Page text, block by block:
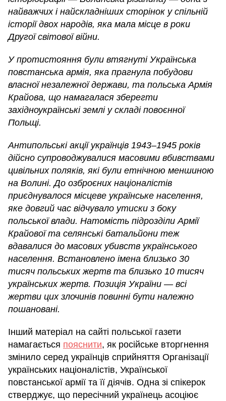
найважчих і найскладніших сторінок у спільній
історії двох народів, яка мала місце в роки
Другої світової війни.
У протистояння були втягнуті Українська
повстанська армія, яка прагнула побудови
власної незалежної держави, та польська Армія
Крайова, що намагалася зберегти
західноукраїнські землі у складі повоєнної
Польщі.
Антипольські акції українців 1943–1945 років
дійсно супроводжувалися масовими вбивствами
цивільних поляків, які були етнічною меншиною
на Волині. До озброєних націоналістів
приєднувалося місцеве українське населення,
яке довгий час відчувало утиски з боку
польської влади. Натомість підрозділи Армії
Крайової та селянські батальйони теж
вдавалися до масових убивств українського
населення. Встановлено імена близько 30
тисяч польських жертв та близько 10 тисяч
українських жертв. Позиція України — всі
жертви цих злочинів повинні бути належно
пошановані.
Інший матеріал на сайті польської газети
намагається пояснити, як російське вторгнення
змінило серед українців сприйняття Організації
українських націоналістів, Української
повстанської армії та її діячів. Одна зі спікерок
стверджує, що пересічний українець асоціює